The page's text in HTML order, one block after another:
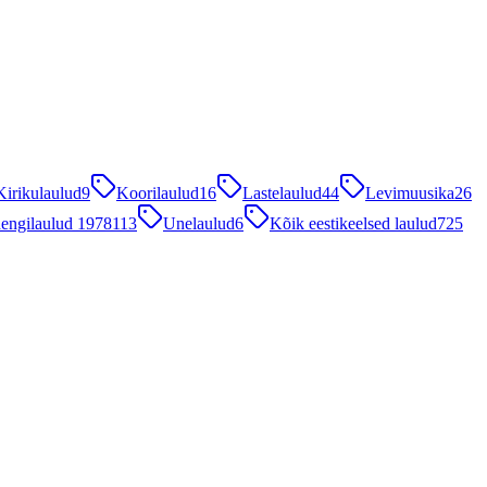
9 Koorilaulud16 Lastelaulud44 Levimuusika26
1978113 Unelaulud6 Kõik eestikeelsed laulud725